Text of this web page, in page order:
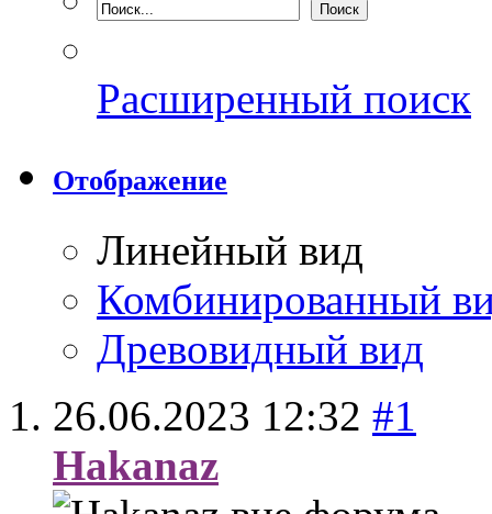
Расширенный поиск
Отображение
Линейный вид
Комбинированный
Древовидный вид
26.06.2023 12:32 #1
Hakanaz